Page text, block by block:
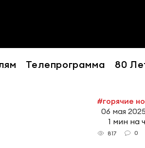
Телепрограмма 80
#горячие
06 мая
1 мин на
817 0